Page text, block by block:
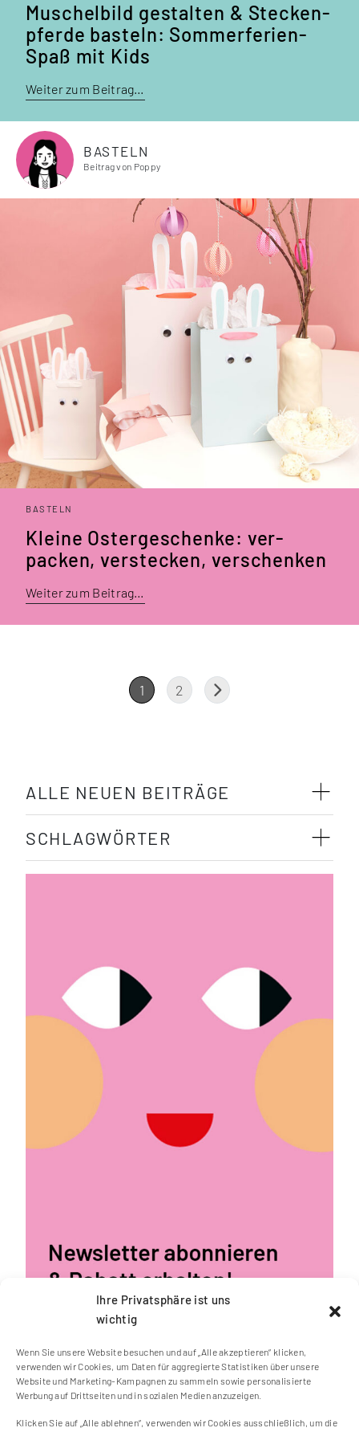
Ihre Privatsphäre ist uns
wichtig
Wenn Sie unsere Website besuchen und auf „Alle akzeptieren“ klicken,
verwenden wir Cookies, um Daten für aggregierte Statistiken über unsere
Website und Marketing-Kampagnen zu sammeln sowie personalisierte
Werbung auf Drittseiten und in sozialen Medien anzuzeigen.
Klicken Sie auf „Alle ablehnen“, verwenden wir Cookies ausschließlich, um die
Muschelbild ge­stalten & Stecken­
pferde basteln: Sommerferien-
Spaß mit Kids
Weiter zum Beitrag…
BASTELN
Beitrag von Poppy
BASTELN
Kleine Oster­geschenke: ver­
packen, verstecken, verschenken
Weiter zum Beitrag…
1 2
ALLE NEUEN BEITRÄGE
SCHLAGWÖRTER